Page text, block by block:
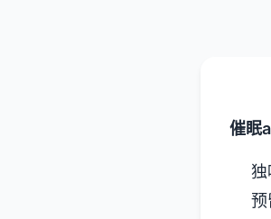
催眠
预